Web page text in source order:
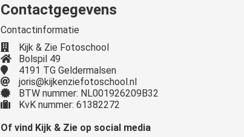
Contactgegevens
Contactinformatie
Kijk & Zie Fotoschool
Bolspil 49
4191 TG Geldermalsen
joris@kijkenziefotoschool.nl
BTW nummer: NL001926209B32
KvK nummer: 61382272
Of vind Kijk & Zie op social media